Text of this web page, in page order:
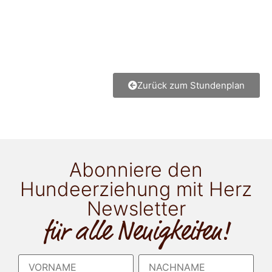
Zurück zum Stundenplan
Abonniere den
Hundeerziehung mit Herz
Newsletter
für alle Neuigkeiten!